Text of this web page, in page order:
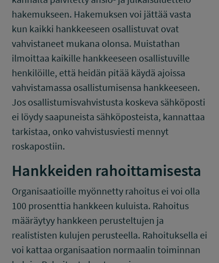
hakemukseen. Hakemuksen voi jättää vasta
kun kaikki hankkeeseen osallistuvat ovat
vahvistaneet mukana olonsa. Muistathan
ilmoittaa kaikille hankkeeseen osallistuville
henkilöille, että heidän pitää käydä ajoissa
vahvistamassa osallistumisensa hankkeeseen.
Jos osallistumisvahvistusta koskeva sähköposti
ei löydy saapuneista sähköposteista, kannattaa
tarkistaa, onko vahvistusviesti mennyt
roskapostiin.
Hankkeiden rahoittamisesta
Organisaatioille myönnetty rahoitus ei voi olla
100 prosenttia hankkeen kuluista. Rahoitus
määräytyy hankkeen perusteltujen ja
realististen kulujen perusteella. Rahoituksella ei
voi kattaa organisaation normaalin toiminnan